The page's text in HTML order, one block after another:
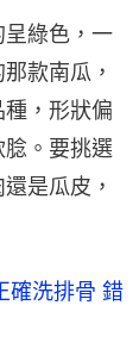
綠色，一
款南瓜，
，形狀偏
。要挑選
是瓜皮，
確洗排骨 錯